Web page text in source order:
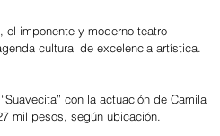
el imponente y moderno teatro
cultural de excelencia artística.
con la actuación de Camila
mil pesos, según ubicación.